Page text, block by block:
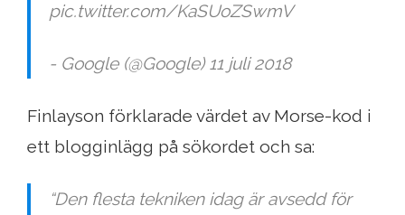
pic.twitter.com/KaSUoZSwmV
- Google (@Google) 11 juli 2018
Finlayson förklarade värdet av Morse-kod i
ett blogginlägg på sökordet och sa:
“Den flesta tekniken idag är avsedd för